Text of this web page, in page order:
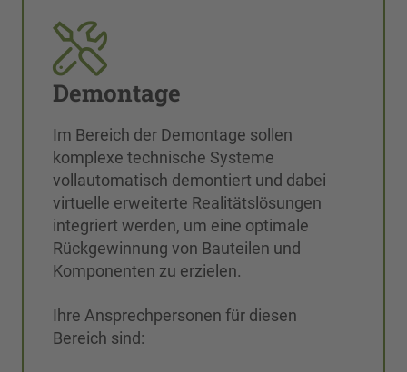
Demontage
Im Bereich der Demontage sollen
komplexe technische Systeme
vollautomatisch demontiert und dabei
virtuelle erweiterte Realitätslösungen
integriert werden, um eine optimale
Rückgewinnung von Bauteilen und
Komponenten zu erzielen.
Ihre Ansprechpersonen für diesen
Bereich sind: